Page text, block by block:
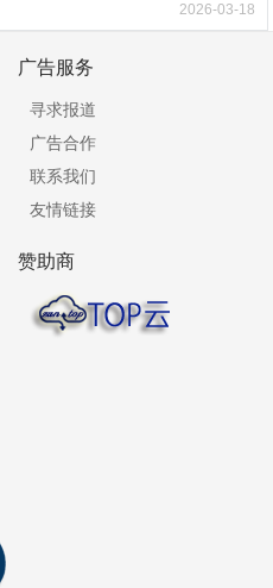
2026-03-18
广告服务
寻求报道
广告合作
联系我们
友情链接
赞助商